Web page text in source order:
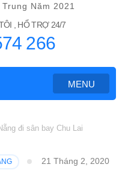
Năm 2021
, HỔ TRỢ 24/7
266
MENU
đi sân bay Chu Lai
21 Tháng 2, 2020